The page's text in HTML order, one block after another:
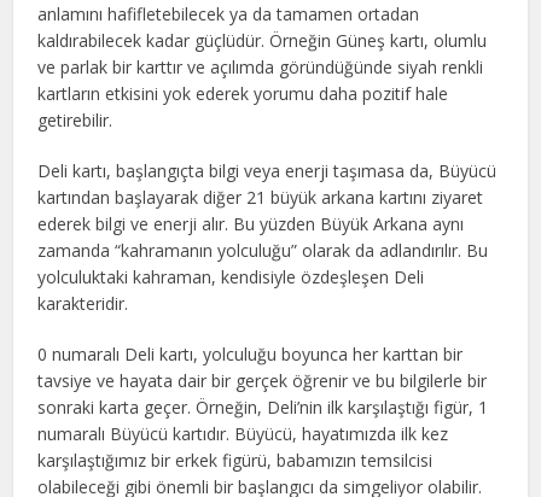
anlamını hafifletebilecek ya da tamamen ortadan
kaldırabilecek kadar güçlüdür. Örneğin Güneş kartı, olumlu
ve parlak bir karttır ve açılımda göründüğünde siyah renkli
kartların etkisini yok ederek yorumu daha pozitif hale
getirebilir.
Deli kartı, başlangıçta bilgi veya enerji taşımasa da, Büyücü
kartından başlayarak diğer 21 büyük arkana kartını ziyaret
ederek bilgi ve enerji alır. Bu yüzden Büyük Arkana aynı
zamanda “kahramanın yolculuğu” olarak da adlandırılır. Bu
yolculuktaki kahraman, kendisiyle özdeşleşen Deli
karakteridir.
0 numaralı Deli kartı, yolculuğu boyunca her karttan bir
tavsiye ve hayata dair bir gerçek öğrenir ve bu bilgilerle bir
sonraki karta geçer. Örneğin, Deli’nin ilk karşılaştığı figür, 1
numaralı Büyücü kartıdır. Büyücü, hayatımızda ilk kez
karşılaştığımız bir erkek figürü, babamızın temsilcisi
olabileceği gibi önemli bir başlangıcı da simgeliyor olabilir.